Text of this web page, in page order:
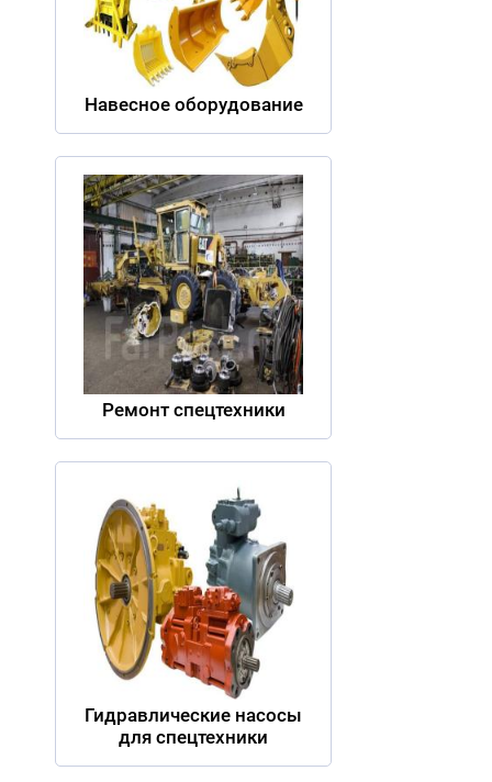
Навесное оборудование
Ремонт спецтехники
Гидравлические насосы
для спецтехники